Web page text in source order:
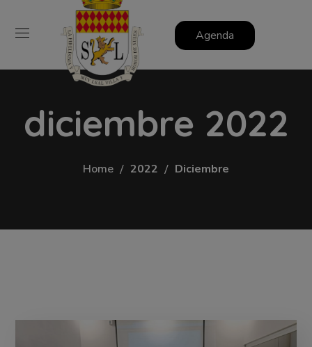
Agenda
diciembre 2022
Home 2022 Diciembre